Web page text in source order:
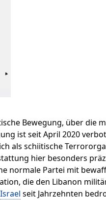
Bewegung, über die
ist seit April 2020
als schiitische
hier besonders
normale Partei mit
die den Libanon
Israel seit Jahrzehnten